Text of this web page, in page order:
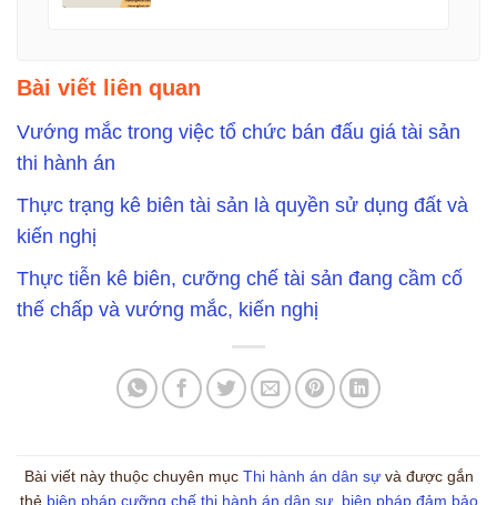
Bài viết liên quan
Vướng mắc trong việc tổ chức bán đấu giá tài sản
thi hành án
Thực trạng kê biên tài sản là quyền sử dụng đất và
kiến nghị
Thực tiễn kê biên, cưỡng chế tài sản đang cầm cố
thế chấp và vướng mắc, kiến nghị
Bài viết này thuộc chuyên mục Thi hành án dân sựvà được gắn
thẻ biện pháp cưỡng chế thi hành án dân sự, biện pháp đảm bảo